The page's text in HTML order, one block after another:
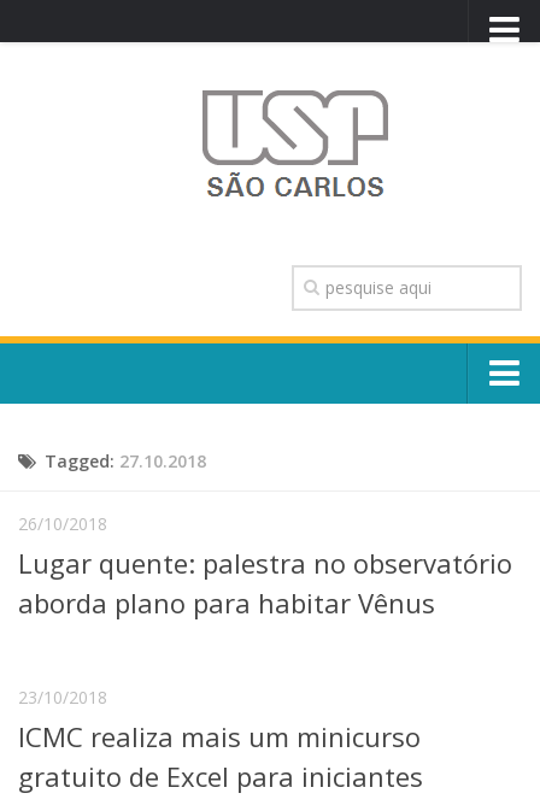
TRANSPARÊNCIA
OUVIDORIA
CONTATO
Escola, Institutos e Órgãos
Núcleos e Comissões
Telefones e Mapas
Pessoas
Educação a distância
Cursos de Extensão
Pesquisa e Inovação
Tagged: 27.10.2018
26/10/2018
Lugar quente: palestra no observatório
aborda plano para habitar Vênus
23/10/2018
ICMC realiza mais um minicurso
gratuito de Excel para iniciantes